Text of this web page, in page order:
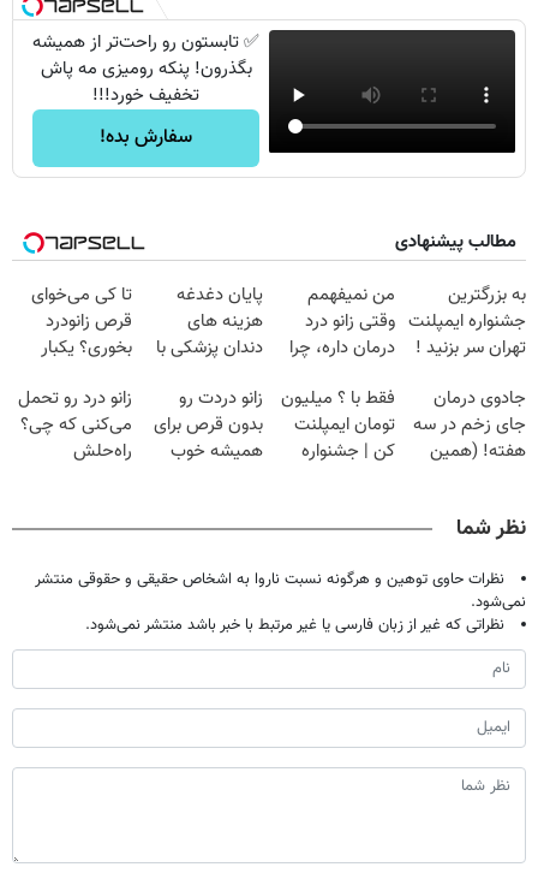
✅ تابستون رو راحت‌تر از همیشه
بگذرون! پنکه رومیزی مه پاش
تخفیف خورد!!!
سفارش بده!
مطالب پیشنهادی
به بزرگترین
جشنواره ایمپلنت
تهران سر بزنید !
میلیون !
من نمیفهمم
وقتی زانو درد
درمان داره، چرا
تحمل میکنی؟❗
پایان دغدغه
هزینه های
دندان پزشکی با
خانگی
تا کی می‌خوای
قرص زانودرد
بخوری؟ یکبار
کن
جادوی درمان
جای زخم در سه
هفته! (همین
فقط با ؟ میلیون
تومان ایمپلنت
کن | جشنواره
زانو دردت رو
بدون قرص برای
همیشه خوب
زانو درد رو تحمل
می‌کنی که چی؟
راه‌حلش
نظر شما
نظرات حاوی توهین و هرگونه نسبت ناروا به اشخاص حقیقی و حقوقی منتشر
نمی‌شود.
نظراتی که غیر از زبان فارسی یا غیر مرتبط با خبر باشد منتشر نمی‌شود.